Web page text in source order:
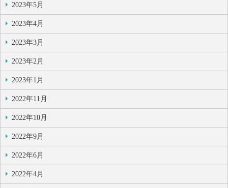
2023年5月
2023年4月
2023年3月
2023年2月
2023年1月
2022年11月
2022年10月
2022年9月
2022年6月
2022年4月